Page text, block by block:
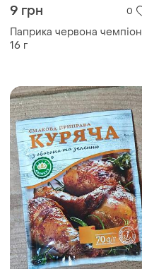
9 грн 0
Паприка червона чемпіон
16 г